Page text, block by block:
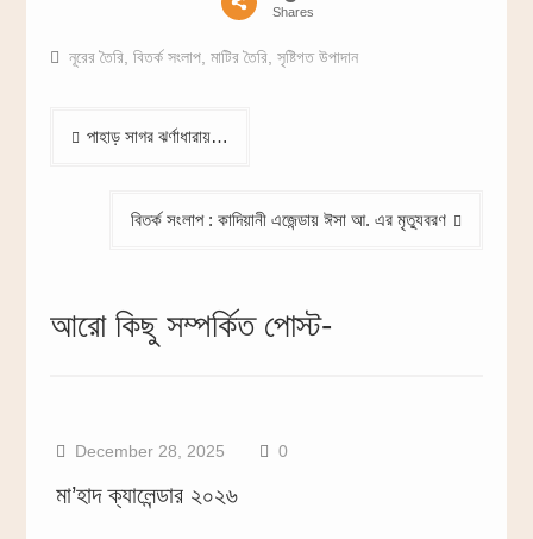
Shares
নূরের তৈরি, বিতর্ক সংলাপ, মাটির তৈরি, সৃষ্টিগত উপাদান
পাহাড় সাগর ঝর্ণাধারায়…
বিতর্ক সংলাপ : কাদিয়ানী এজেন্ডায় ঈসা আ. এর মৃত্যুবরণ
আরো কিছু সম্পর্কিত পোস্ট-
December 28, 2025 0
মা’হাদ ক্যালেন্ডার ২০২৬